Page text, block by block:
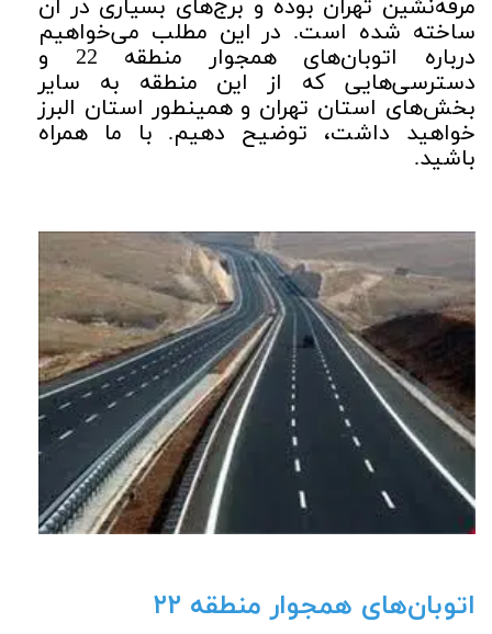
مرفه‌نشین تهران بوده و برج‌های بسیاری در آن
ساخته شده است. در این مطلب می‌خواهیم
درباره اتوبان‌های همجوار منطقه 22 و
دسترسی‌هایی که از این منطقه به سایر
بخش‌های استان تهران و همینطور استان البرز
خواهید داشت، توضیح دهیم. با ما همراه
باشید.
اتوبان‌های همجوار منطقه ۲۲